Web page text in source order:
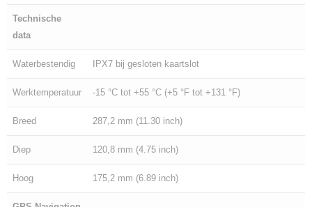
Technische
data
Waterbestendig IPX7 bij gesloten kaartslot
Werktemperatuur -15 °C tot +55 °C (+5 °F tot +131 °F)
Breed 287,2 mm (11.30 inch)
Diep 120,8 mm (4.75 inch)
Hoog 175,2 mm (6.89 inch)